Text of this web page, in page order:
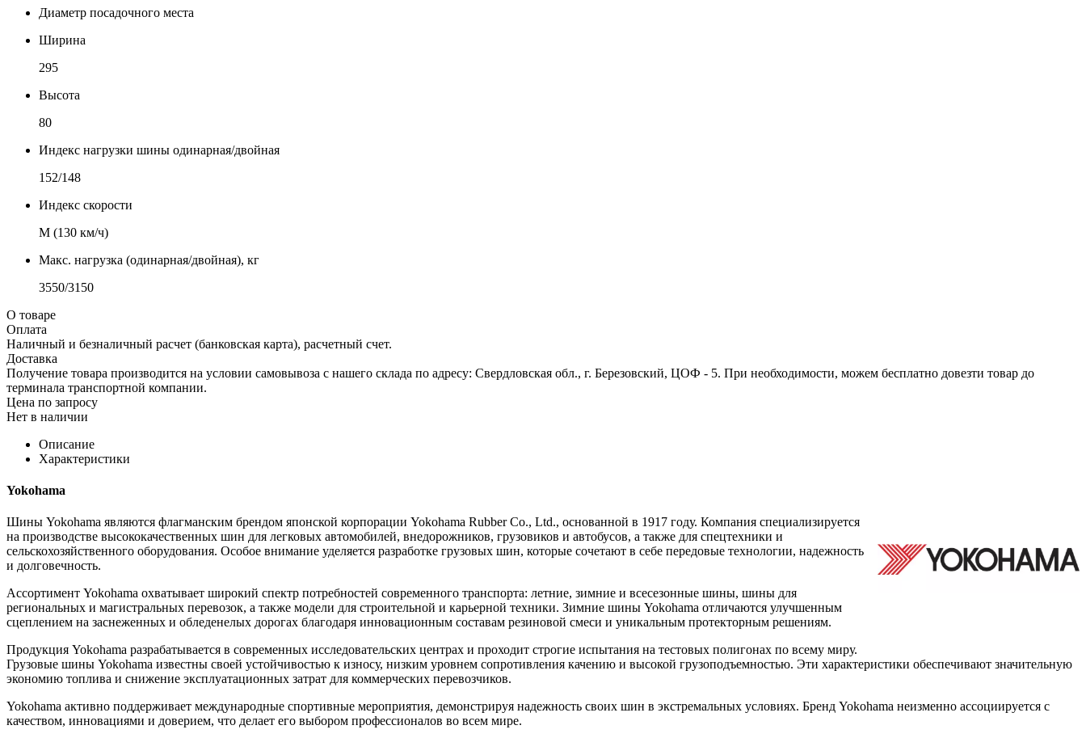
Диаметр посадочного места
Ширина
295
Высота
80
Индекс нагрузки шины одинарная/двойная
152/148
Индекс скорости
М (130 км/ч)
Макс. нагрузка (одинарная/двойная), кг
3550/3150
О товаре
Оплата
Наличный и безналичный расчет (банковская карта), расчетный счет.
Доставка
Получение товара производится на условии самовывоза с нашего склада по адресу: Свердловская обл., г. Березовский, ЦОФ - 5. При необходимости, можем бесплатно довезти товар до
терминала транспортной компании.
Цена по запросу
Нет в наличии
Описание
Характеристики
Yokohama
Шины Yokohama являются флагманским брендом японской корпорации Yokohama Rubber Co., Ltd., основанной в 1917 году. Компания специализируется
на производстве высококачественных шин для легковых автомобилей, внедорожников, грузовиков и автобусов, а также для спецтехники и
сельскохозяйственного оборудования. Особое внимание уделяется разработке грузовых шин, которые сочетают в себе передовые технологии, надежность
и долговечность.
Ассортимент Yokohama охватывает широкий спектр потребностей современного транспорта: летние, зимние и всесезонные шины, шины для
региональных и магистральных перевозок, а также модели для строительной и карьерной техники. Зимние шины Yokohama отличаются улучшенным
сцеплением на заснеженных и обледенелых дорогах благодаря инновационным составам резиновой смеси и уникальным протекторным решениям.
Продукция Yokohama разрабатывается в современных исследовательских центрах и проходит строгие испытания на тестовых полигонах по всему миру.
Грузовые шины Yokohama известны своей устойчивостью к износу, низким уровнем сопротивления качению и высокой грузоподъемностью. Эти характеристики обеспечивают значительную
экономию топлива и снижение эксплуатационных затрат для коммерческих перевозчиков.
Yokohama активно поддерживает международные спортивные мероприятия, демонстрируя надежность своих шин в экстремальных условиях. Бренд Yokohama неизменно ассоциируется с
качеством, инновациями и доверием, что делает его выбором профессионалов во всем мире.